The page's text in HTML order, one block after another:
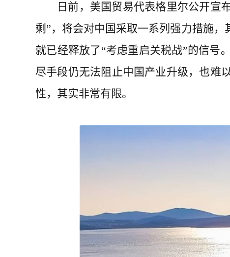
日前，美国贸易代表格里尔公开宣
剩”，将会对中国采取一系列强力措施
就已经释放了“考虑重启关税战”的信号
尽手段仍无法阻止中国产业升级，也难
性，其实非常有限。